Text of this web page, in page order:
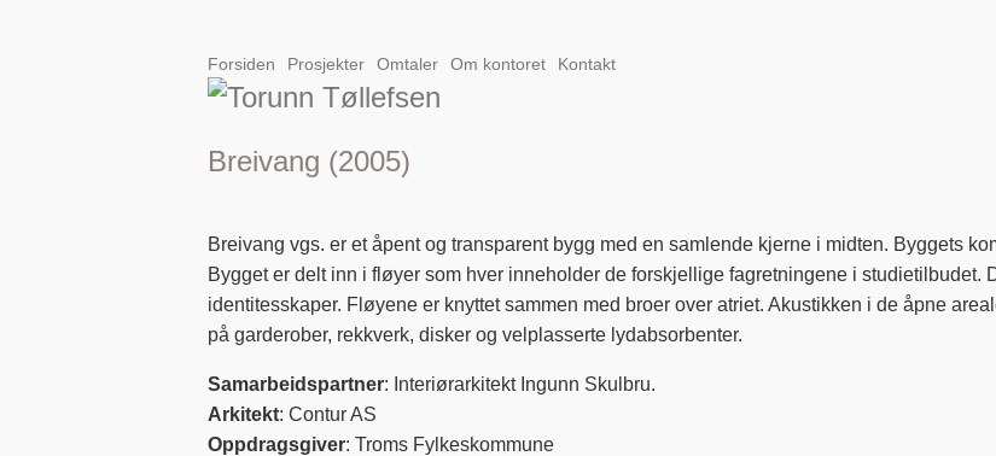
Forsiden Prosjekter Omtaler Om kontoret Kontakt
Breivang (2005)
Breivang vgs. er et åpent og transparent bygg med en samlende kjerne i midten. Byggets
Bygget er delt inn i fløyer som hver inneholder de forskjellige fagretningene i studietilbudet.
identitesskaper. Fløyene er knyttet sammen med broer over atriet. Akustikken i de åpne
på garderober, rekkverk, disker og velplasserte lydabsorbenter.
Samarbeidspartner: Interiørarkitekt Ingunn Skulbru.
Arkitekt: Contur AS
Oppdragsgiver: Troms Fylkeskommune